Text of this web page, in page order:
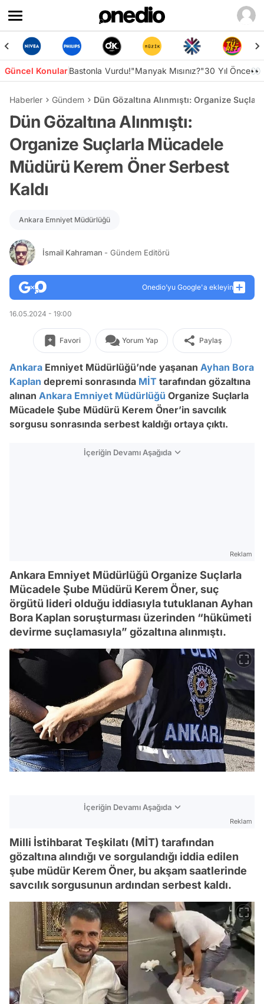
Güncel KonularBastonla Vurdu!"Manyak Mısınız?"30 Yıl Önce👀
Haberler Gündem Dün Gözaltına Alınmıştı: Organize
Dün Gözaltına Alınmıştı:
Organize Suçlarla Mücadele
Müdürü Kerem Öner Serbest
Kaldı
Ankara Emniyet Müdürlüğü
İsmail Kahraman - Gündem Editörü
Onedio’yu Google'a ekleyin
16.05.2024 - 19:00
Favori Yorum Yap Paylaş
Ankara Emniyet Müdürlüğü’nde yaşanan Ayhan Bora
Kaplan depremi sonrasında MİT tarafından gözaltına
alınan Ankara Emniyet Müdürlüğü Organize Suçlarla
Mücadele Şube Müdürü Kerem Öner’in savcılık
sorgusu sonrasında serbest kaldığı ortaya çıktı.
İçeriğin Devamı Aşağıda
Reklam
Ankara Emniyet Müdürlüğü Organize Suçlarla
Mücadele Şube Müdürü Kerem Öner, suç
örgütü lideri olduğu iddiasıyla tutuklanan Ayhan
Bora Kaplan soruşturması üzerinden “hükümeti
devirme suçlamasıyla” gözaltına alınmıştı.
İçeriğin Devamı Aşağıda
Reklam
Milli İstihbarat Teşkilatı (MİT) tarafından
gözaltına alındığı ve sorgulandığı iddia edilen
şube müdür Kerem Öner, bu akşam saatlerinde
savcılık sorgusunun ardından serbest kaldı.